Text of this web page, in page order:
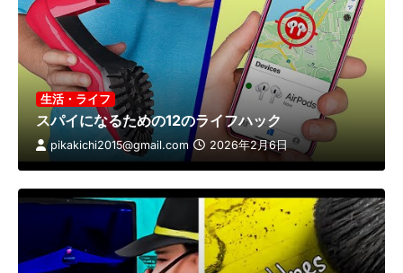
生活・ライフ
スパイになるための12のライフハック
pikakichi2015@gmail.com 2026年2月6日